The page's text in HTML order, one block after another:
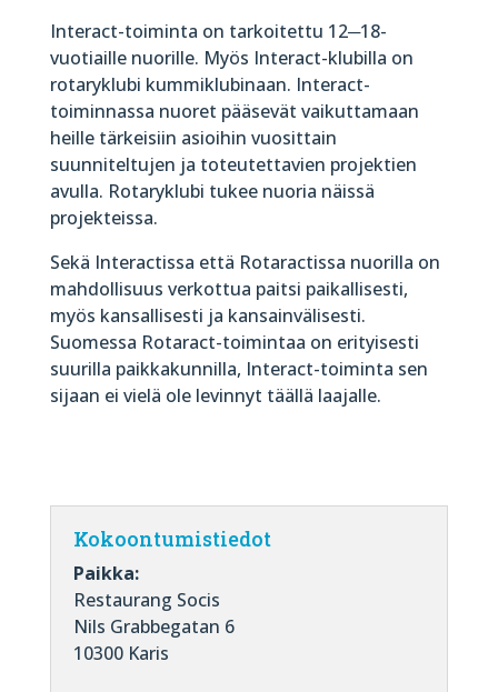
Interact-toiminta on tarkoitettu 12─18-
vuotiaille nuorille. Myös Interact-klubilla on
rotaryklubi kummiklubinaan. Interact-
toiminnassa nuoret pääsevät vaikuttamaan
heille tärkeisiin asioihin vuosittain
suunniteltujen ja toteutettavien projektien
avulla. Rotaryklubi tukee nuoria näissä
projekteissa.
Sekä Interactissa että Rotaractissa nuorilla on
mahdollisuus verkottua paitsi paikallisesti,
myös kansallisesti ja kansainvälisesti.
Suomessa Rotaract-toimintaa on erityisesti
suurilla paikkakunnilla, Interact-toiminta sen
sijaan ei vielä ole levinnyt täällä laajalle.
Kokoontumistiedot
Paikka:
Restaurang Socis
Nils Grabbegatan 6
10300 Karis